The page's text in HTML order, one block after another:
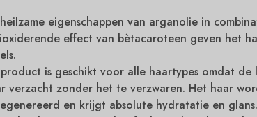
eigenschappen van arganolie in
effect van bètacaroteen geven het
is geschikt voor alle haartypes omdat
verzacht zonder het te verzwaren. Het haar
en krijgt absolute hydratatie en glans.